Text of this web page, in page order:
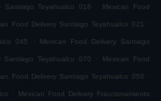
Santiago Teyahualco 016 . Mexican Food
Food Delivery Santiago Teyahualco 021 .
045 . Mexican Food Delivery Santiago
Santiago Teyahualco 070 . Mexican Food
Food Delivery Santiago Teyahualco 050 .
. Mexican Food Delivery Fraccionamiento